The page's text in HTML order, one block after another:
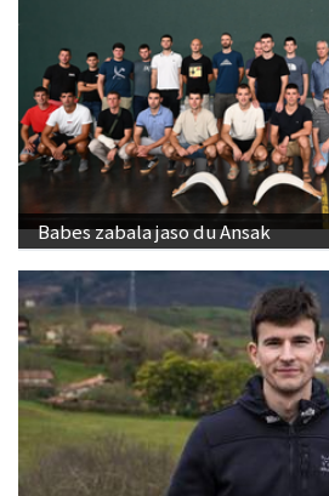
Babes zabala jaso du Ansak